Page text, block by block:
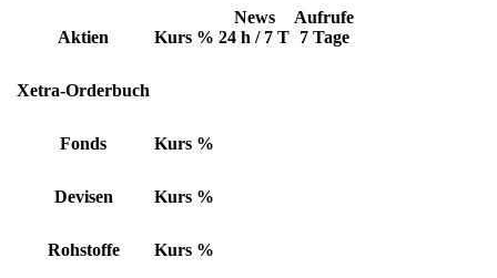
Aktien Kurs %
News
24 h / 7 T
Aufrufe
7 Tage
Xetra-Orderbuch
Fonds Kurs %
Devisen Kurs %
Rohstoffe Kurs %